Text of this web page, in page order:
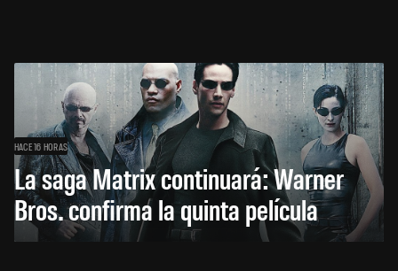
HACE 16 HORAS
La saga Matrix continuará: Warner
Bros. confirma la quinta película